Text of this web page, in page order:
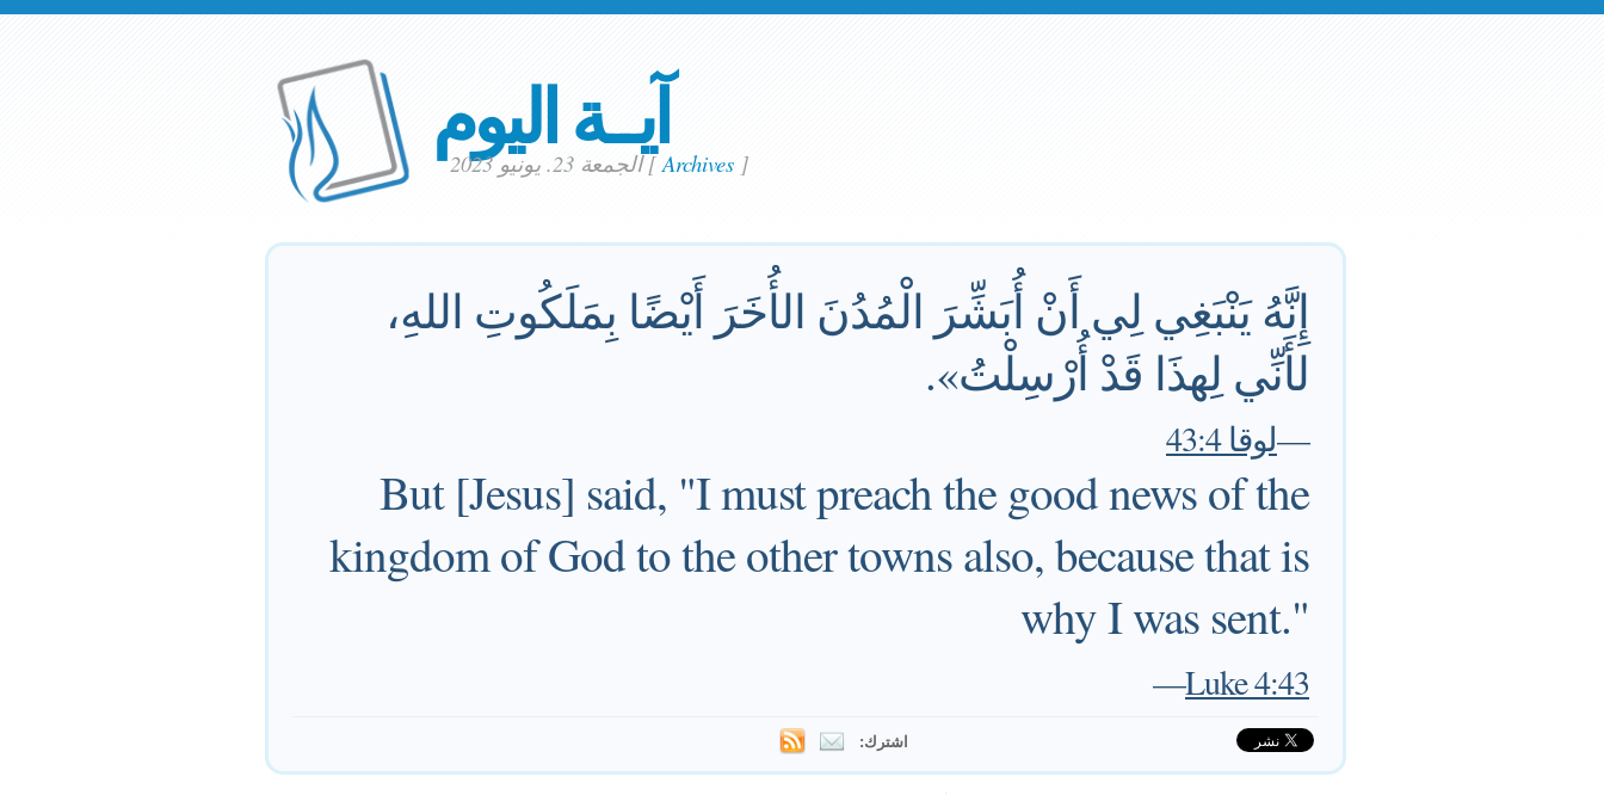
آيــة اليوم
الجمعة 23. يونيو 2023[Archives]
إِنَّهُ يَنْبَغِي لِي أَنْ أُبَشِّرَ الْمُدُنَ الأُخَرَ أَيْضًا بِمَلَكُوتِ اللهِ،
لأَنِّي لِهذَا قَدْ أُرْسِلْتُ».
—لوقا 43:4
But [Jesus] said, "I must preach the good news of the
kingdom of God to the other towns also, because that is
why I was sent."
—Luke 4:43
اشترك: